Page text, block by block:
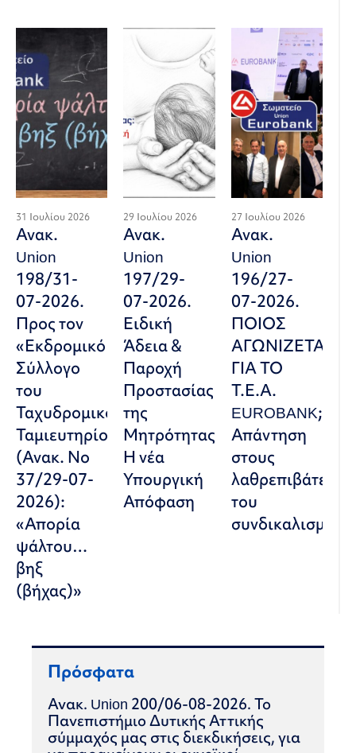
31 Ιουλίου 2026
Ανακ.
Union
198/31-
07-2026.
Προς τον
«Εκδρομικό
Σύλλογο
του
Ταχυδρομικού
Ταμιευτηρίου»
(Ανακ. Νο
37/29-07-
2026):
«Απορία
ψάλτου…
βηξ
(βήχας)»
29 Ιουλίου 2026
Ανακ.
Union
197/29-
07-2026.
Ειδική
Άδεια &
Παροχή
Προστασίας
της
Μητρότητας:
Η νέα
Υπουργική
Απόφαση
27 Ιουλίου 2026
Ανακ.
Union
196/27-
07-2026.
ΠΟΙΟΣ
ΑΓΩΝΙΖΕΤΑΙ
ΓΙΑ ΤΟ
Τ.Ε.Α.
EUROBANK;
Απάντηση
στους
λαθρεπιβάτες
του
συνδικαλισμού
Πρόσφατα
Ανακ. Union 200/06-08-2026. Το
Πανεπιστήμιο Δυτικής Αττικής
σύμμαχός μας στις διεκδικήσεις, για